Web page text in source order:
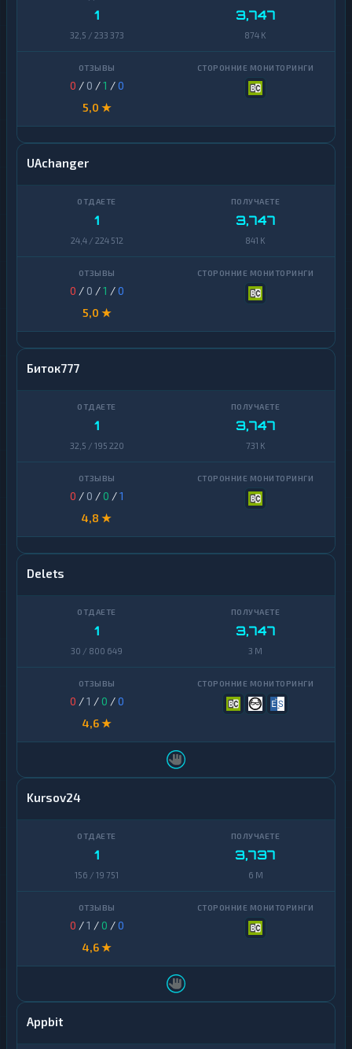
1
32,5 / 233 373
3,747
874 K
0 / 0 /1 /0
5,0 ★
UAchanger
1
24,4 / 224 512
3,747
841 K
0 / 0 /1 /0
5,0 ★
Биток777
1
32,5 / 195 220
3,747
731 K
0 / 0 /0 /1
4,8 ★
Delets
1
30 / 800 649
3,747
3 M
0 /1 /0 /0
4,6 ★
Kursov24
1
156 / 19 751
3,737
6 M
0 /1 /0 /0
4,6 ★
Appbit